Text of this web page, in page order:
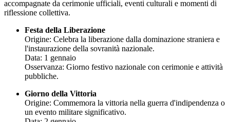
accompagnate da cerimonie ufficiali, eventi culturali e momenti di
riflessione collettiva.
Festa della Liberazione
Origine: Celebra la liberazione dalla dominazione straniera e
l'instaurazione della sovranità nazionale.
Data: 1 gennaio
Osservanza: Giorno festivo nazionale con cerimonie e attività
pubbliche.
Giorno della Vittoria
Origine: Commemora la vittoria nella guerra d'indipendenza o
un evento militare significativo.